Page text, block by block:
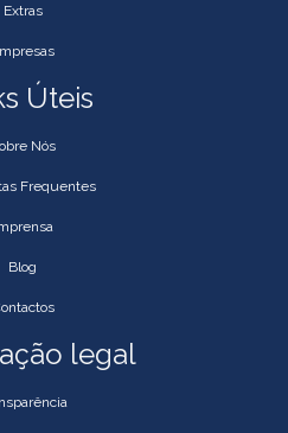
Extras
Úteis
Nós
Frequentes
Blog
legal